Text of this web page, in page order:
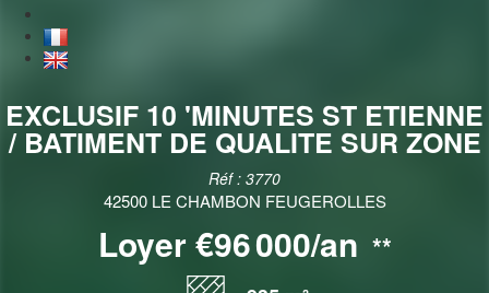
EXCLUSIF 10 'MINUTES ST ETIENNE
/ BATIMENT DE QUALITE SUR ZONE
Réf : 3770
42500 LE CHAMBON FEUGEROLLES
Loyer €96 000/an **